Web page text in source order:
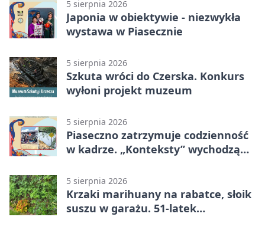
5 sierpnia 2026
Japonia w obiektywie - niezwykła
wystawa w Piasecznie
5 sierpnia 2026
Szkuta wróci do Czerska. Konkurs
wyłoni projekt muzeum
5 sierpnia 2026
Piaseczno zatrzymuje codzienność
w kadrze. „Konteksty” wychodzą
5 sierpnia 2026
Krzaki marihuany na rabatce, słoik
suszu w garażu. 51-latek